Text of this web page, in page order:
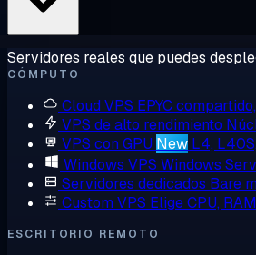
Servidores reales que puedes
CÓMPUTO
Cloud VPS EPYC
VPS de alto rendimiento
VPS con GPU New L4,
Windows VPS Windows
Servidores dedicados Bare
Custom VPS Elige CPU,
ESCRITORIO REMOTO